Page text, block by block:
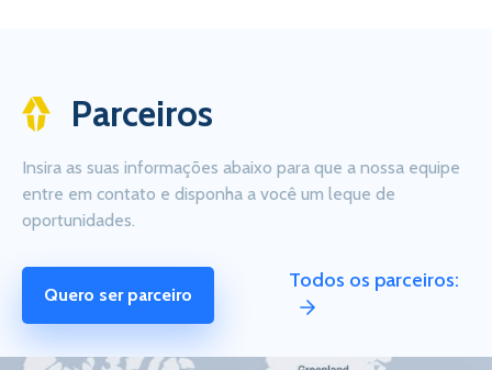
Parceiros
Insira as suas informações abaixo para que a nossa equipe
entre em contato e disponha a você um leque de
oportunidades.
Quero ser parceiro
Todos os parceiros: